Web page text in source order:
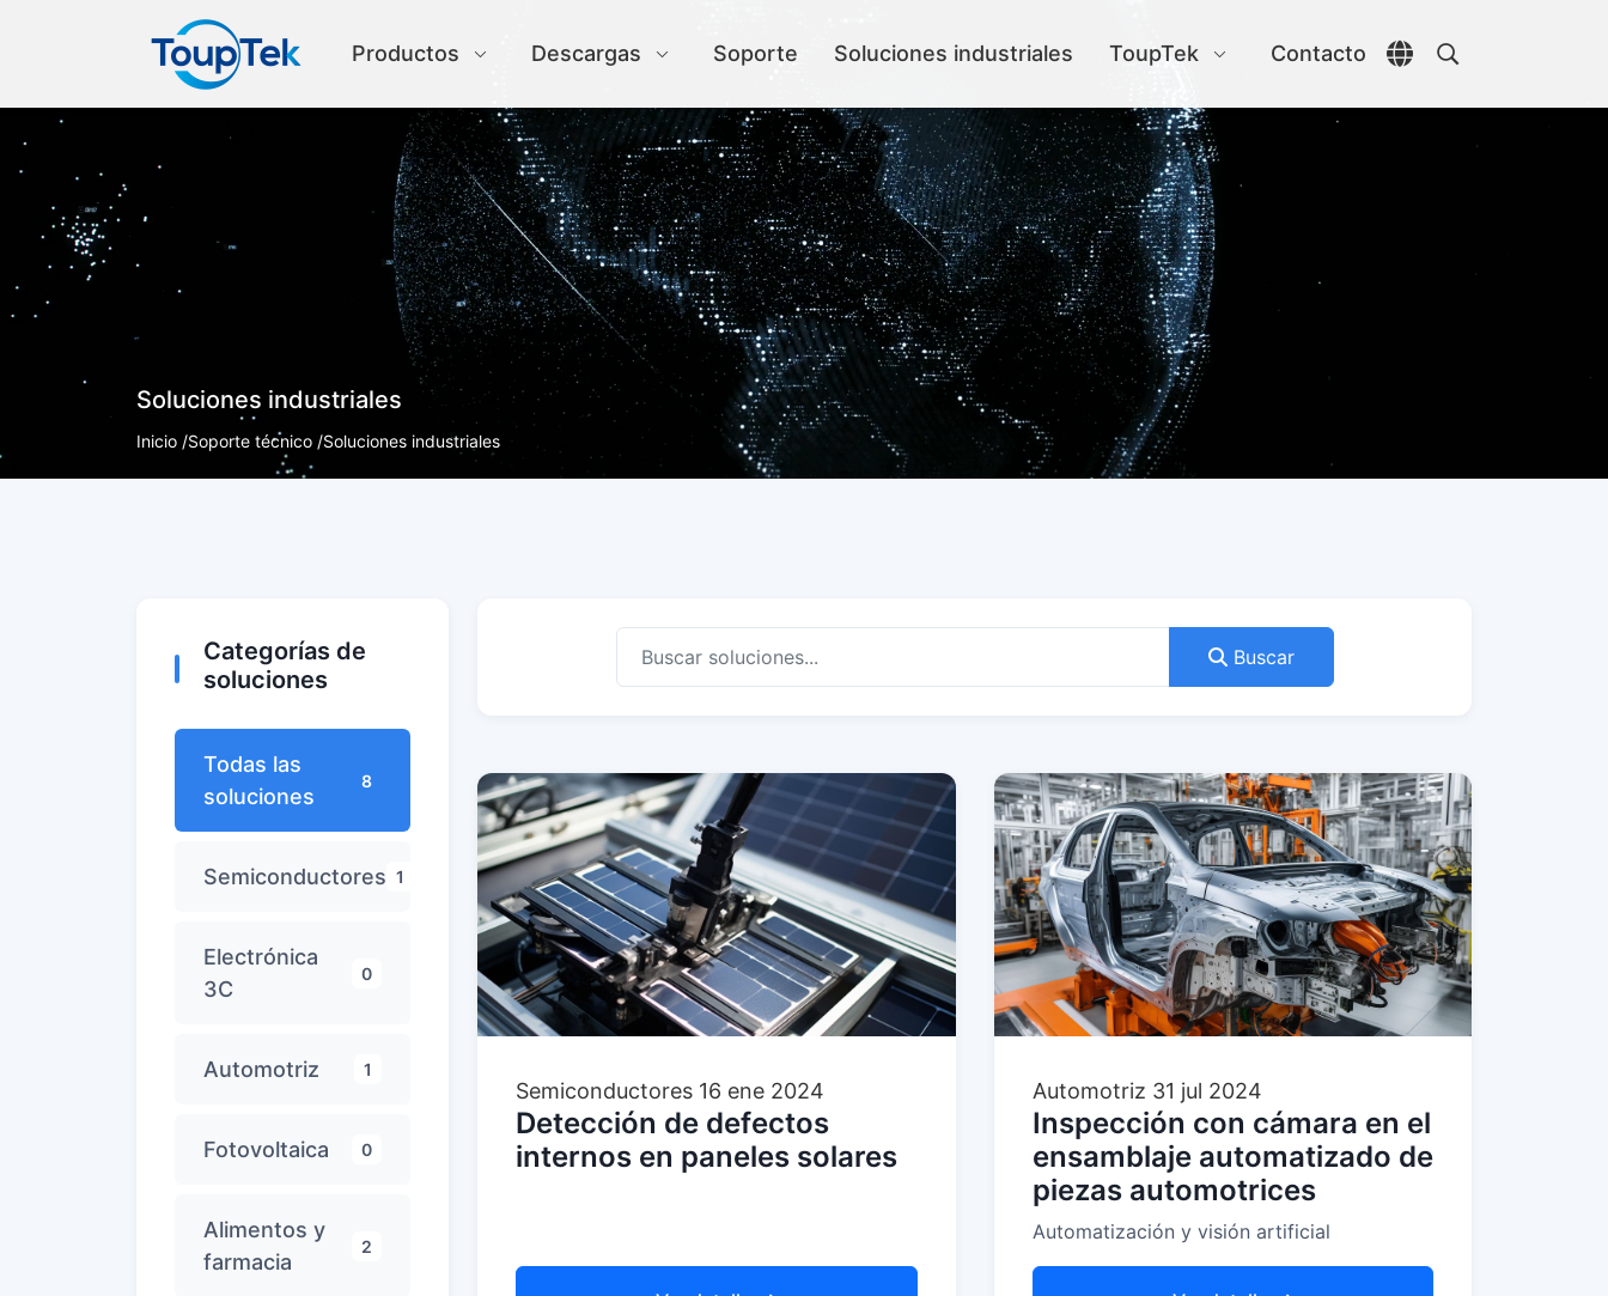
Productos Descargas Soporte Soluciones industriales ToupTek Contacto
Abrir selector de
Abrir búsqueda
Soluciones industriales
Inicio /Soporte técnico /Soluciones industriales
Categorías de
soluciones
Todas las
soluciones
8
Semiconductores 1
Electrónica
3C
0
Automotriz 1
Fotovoltaica 0
Alimentos y
farmacia
2
Buscar
Semiconductores 16 ene 2024
Detección de defectos
internos en paneles solares
Automotriz 31 jul 2024
Inspección con cámara en el
ensamblaje automatizado de
piezas automotrices
Automatización y visión artificial